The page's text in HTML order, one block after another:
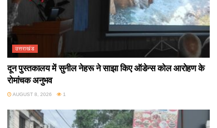
उत्तराखंड
दून पुस्तकालय में सुनील नेहरू ने साझा किए ऑडेन्स कोल आरोहण के
रोमांचक अनुभव
AUGUST 8, 2026 1